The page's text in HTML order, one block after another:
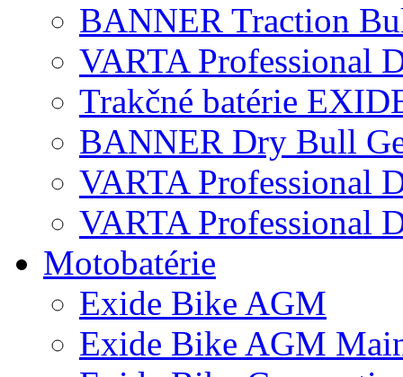
BANNER Traction
VARTA Professional
Trakčné batérie
BANNER Dry Bull
VARTA Professional
VARTA Professional
Motobatérie
Exide Bike AGM
Exide Bike AGM